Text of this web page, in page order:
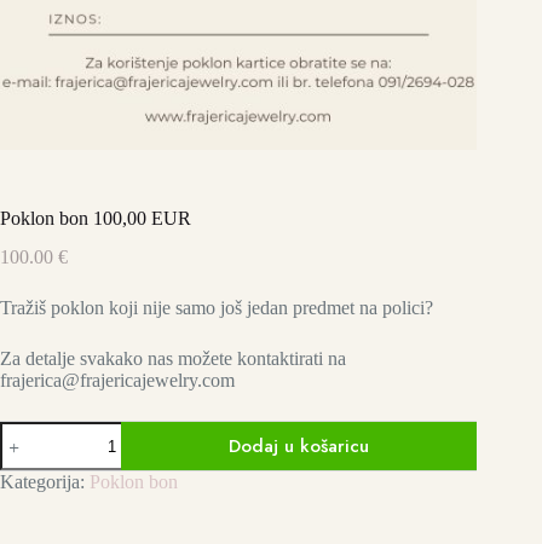
Poklon bon 100,00 EUR
100.00 €
Tražiš poklon koji nije samo još jedan predmet na polici?
Za detalje svakako nas možete kontaktirati na
frajerica@frajericajewelry.com
Poklon
bon
100,00
EUR
Dodaj u košaricu
Kategorija: Poklon bon